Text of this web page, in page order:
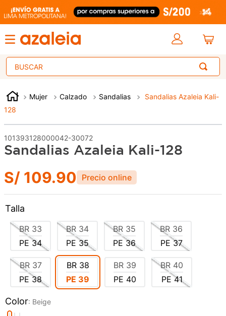
Buscar
Mujer Calzado Sandalias
Sandalias Azaleia Kali-
128
101393128000042-30072
Sandalias Azaleia Kali-128
S/ 109.90
Talla
BR 33
PE34
BR 34
PE35
BR 35
PE36
BR 36
PE37
BR 37
PE38
BR 38
PE 39
BR 39
PE 40
BR 40
PE41
Color: Beige